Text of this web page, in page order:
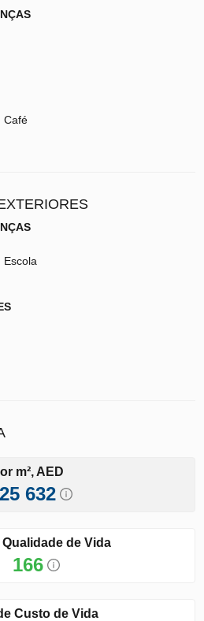
Café
Escola
m², AED
25 632
Qualidade de Vida
166
Custo de Vida